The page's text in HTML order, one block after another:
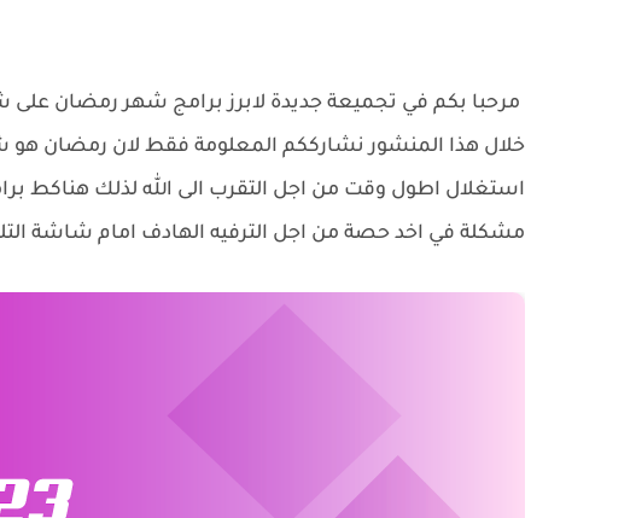
مرحبا بكم في تجميعة جديدة لابرز برامج شهر رمضان على
خلال هذا المنشور نشارككم المعلومة فقط لان رمضان
استغلال اطول وقت من اجل التقرب الى الله لذلك هناكط
مشكلة في اخد حصة من اجل الترفيه الهادف امام شاشة